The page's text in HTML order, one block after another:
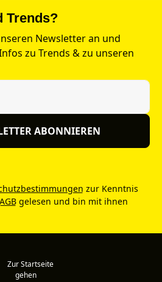
Trends?
Newsletter an und
zu Trends & zu unseren
ABONNIEREN
zur Kenntnis
AGB gelesen und bin mit ihnen